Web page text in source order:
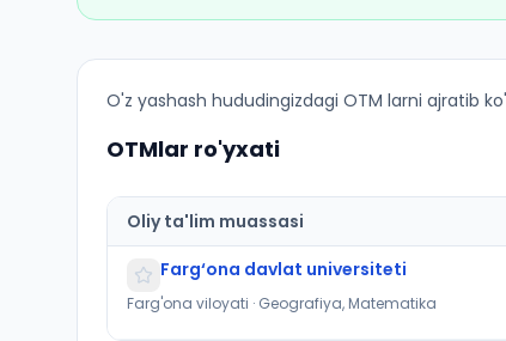
Geografiya (Fargʻona tumani): OTM lar
O'z yashash hududingizdagi OTM larni ajratib
OTMlar ro'yxati
Oliy ta'lim muassasi
Farg‘ona davlat universiteti
Farg'ona viloyati · Geografiya, Matematika